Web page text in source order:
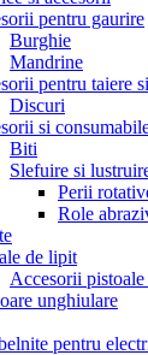
pentru gaurire
Burghie
Mandrine
pentru taiere
Discuri
si
Biti
Slefuire si
Perii
Role
de lipit
Accesorii
unghiulare
pentru